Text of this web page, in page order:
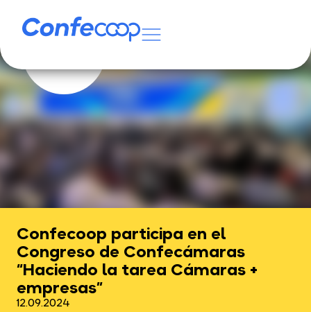
Confecoop participa en el
Congreso de Confecámaras
“Haciendo la tarea Cámaras +
empresas”
12.09.2024